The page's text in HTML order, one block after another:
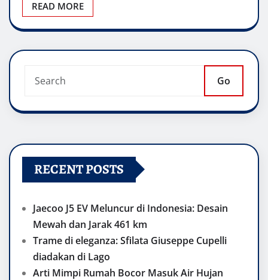
READ MORE
Go
RECENT POSTS
Jaecoo J5 EV Meluncur di Indonesia: Desain
Mewah dan Jarak 461 km
Trame di eleganza: Sfilata Giuseppe Cupelli
diadakan di Lago
Arti Mimpi Rumah Bocor Masuk Air Hujan